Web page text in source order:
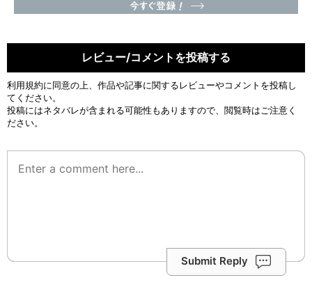
レビュー/コメントを投稿する
利用規約に同意の上、作品や記事に関するレビューやコメントを投稿し
てください。
投稿にはネタバレが含まれる可能性もありますので、閲覧時はご注意く
ださい。
Submit Reply